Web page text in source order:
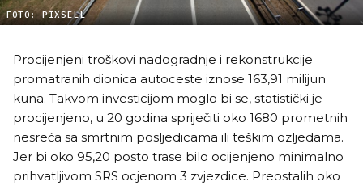
FOTO: PIXSELL
Procijenjeni troškovi nadogradnje i rekonstrukcije
promatranih dionica autoceste iznose 163,91 milijun
kuna. Takvom investicijom moglo bi se, statistički je
procijenjeno, u 20 godina spriječiti oko 1680 prometnih
nesreća sa smrtnim posljedicama ili teškim ozljedama.
Jer bi oko 95,20 posto trase bilo ocijenjeno minimalno
prihvatljivom SRS ocjenom 3 zvjezdice. Preostalih oko